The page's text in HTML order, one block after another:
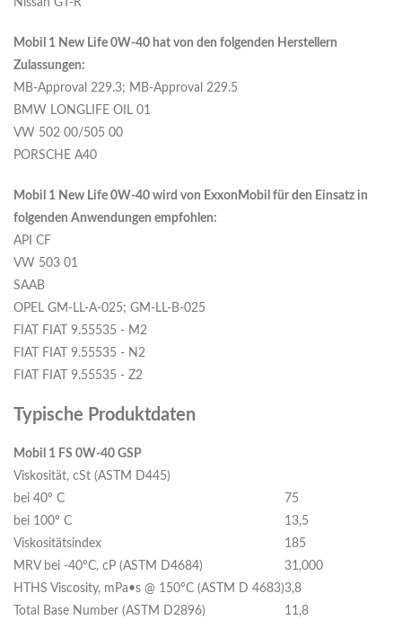
Nissan GT-R
Mobil 1 New Life 0W-40 hat von den folgenden Herstellern
Zulassungen:
MB-Approval 229.3; MB-Approval 229.5
BMW LONGLIFE OIL 01
VW 502 00/505 00
PORSCHE A40
Mobil 1 New Life 0W-40 wird von ExxonMobil für den Einsatz in
folgenden Anwendungen empfohlen:
API CF
VW 503 01
SAAB
OPEL GM-LL-A-025; GM-LL-B-025
FIAT FIAT 9.55535 - M2
FIAT FIAT 9.55535 - N2
FIAT FIAT 9.55535 - Z2
Typische Produktdaten
Mobil 1 FS 0W-40 GSP
Viskosität, cSt (ASTM D445)
bei 40º C
75
bei 100º C
13,5
Viskositätsindex
185
MRV bei -40ºC, cP (ASTM D4684)
31,000
HTHS Viscosity, mPa•s @ 150ºC (ASTM D 4683)3,8
Total Base Number (ASTM D2896)
11,8